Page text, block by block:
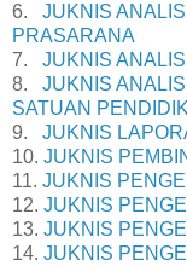
6.
JUKNIS
PRASARANA
7. JUKNIS
8.
JUKNIS
SATUAN
9. JUKNIS
10. JUKNIS
11. JUKNIS
12. JUKNIS
13. JUKNIS
14. JUKNIS